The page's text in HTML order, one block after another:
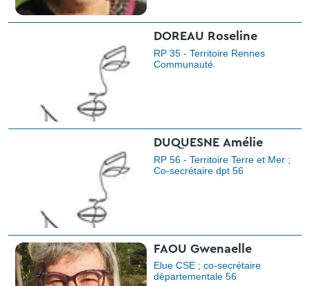
DOREAU Roseline
RP 35 - Territoire Rennes
Communauté
DUQUESNE Amélie
RP 56 - Territoire Terre et Mer ;
Co-secrétaire dpt 56
FAOU Gwenaelle
Elue CSE ; co-secrétaire
départementale 56